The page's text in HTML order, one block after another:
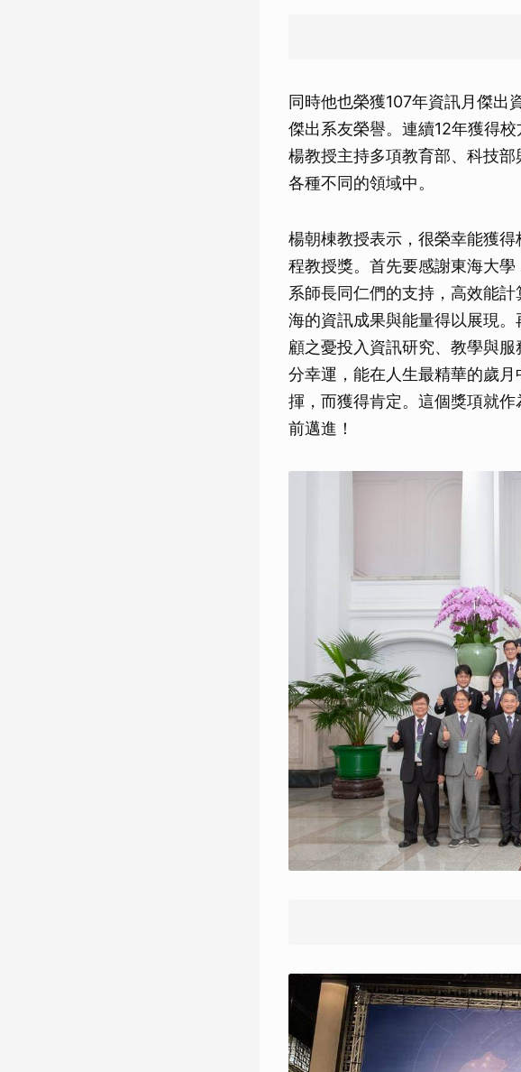
同時他也榮獲107年資訊月傑出
傑出系友榮譽。連續12年獲得
楊教授主持多項教育部、科技
各種不同的領域中。
楊朝棟教授表示，很榮幸能獲
程教授獎。首先要感謝東海大
系師長同仁們的支持，高效能
海的資訊成果與能量得以展現
顧之憂投入資訊研究、教學與
分幸運，能在人生最精華的歲
揮，而獲得肯定。這個獎項就
前邁進！